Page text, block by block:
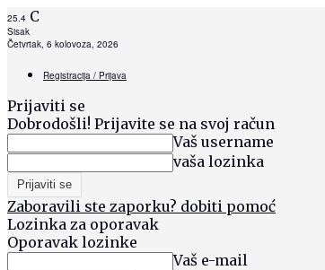
25.4 C
Sisak
Četvrtak, 6 kolovoza, 2026
Registracija / Prijava
Prijaviti se
Dobrodošli! Prijavite se na svoj račun
Vaš username
vaša lozinka
Zaboravili ste zaporku? dobiti pomoć
Lozinka za oporavak
Oporavak lozinke
Vaš e-mail